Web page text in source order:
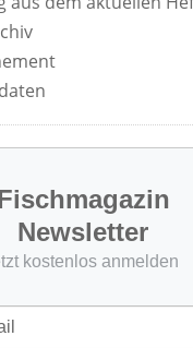
Newsletter
kostenlos anmelden